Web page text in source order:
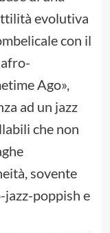
evolutiva
con il
Ago»,
ad un jazz
che non
sovente
poppish e